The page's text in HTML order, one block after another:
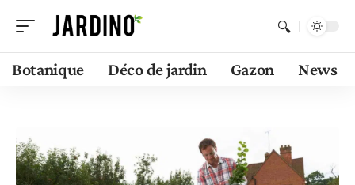
Botanique Déco de jardin Gazon News